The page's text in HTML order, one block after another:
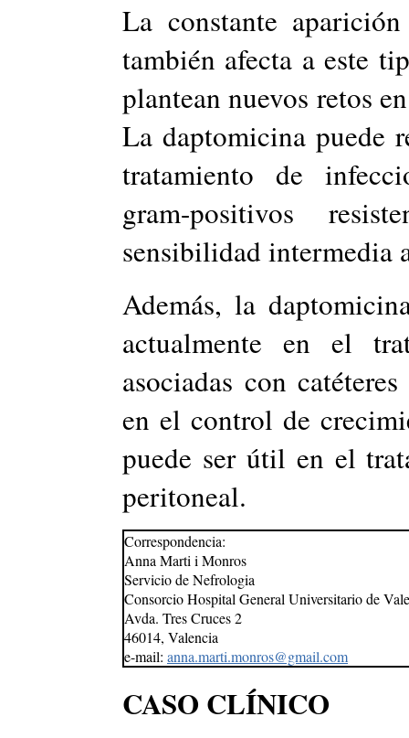
La constante
también afecta a este
plantean nuevos retos
La daptomicina puede
tratamiento de
gram-positivos
sensibilidad intermedia
Además, la
actualmente en el
asociadas con
en el control de
puede ser útil en el
peritoneal.
Correspondencia:
Anna Marti i Monros
Servicio de Nefrologia
Consorcio Hospital General Universitario de
Avda. Tres Cruces 2
46014, Valencia
e-mail: anna.marti.monros@gmail.com
CASO CLÍNICO